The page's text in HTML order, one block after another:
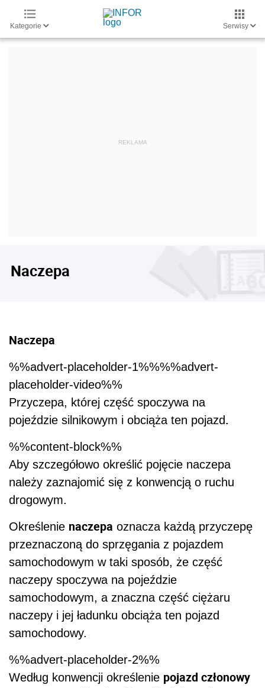
Kategorie Serwisy
Naczepa
Naczepa
%%advert-placeholder-1%%%%advert-
placeholder-video%%
Przyczepa, której część spoczywa na
pojeździe silnikowym i obciąża ten pojazd.
%%content-block%%
Aby szczegółowo określić pojęcie naczepa
należy zaznajomić się z konwencją o ruchu
drogowym.
Określenie naczepa oznacza każdą przyczepę
przeznaczoną do sprzęgania z pojazdem
samochodowym w taki sposób, że część
naczepy spoczywa na pojeździe
samochodowym, a znaczna część ciężaru
naczepy i jej ładunku obciąża ten pojazd
samochodowy.
%%advert-placeholder-2%%
Według konwencji określenie pojazd członowy